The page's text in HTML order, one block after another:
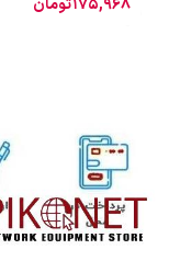
175,968تومان